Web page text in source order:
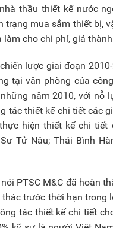
thầu thiết kế nước
trạng mua sắm thiết bị,
làm cho chi phí, giá
lược giai đoạn
tại văn phòng của
năm 2010, với nỗ
tác thiết kế chi tiết các
hiện thiết kế chi
Tử Nâu; Thái Bình
PTSC M&C đã hoàn
trước thời hạn trong
tác thiết kế chi tiết